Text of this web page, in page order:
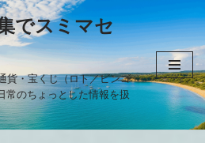
でスミマセ
貨・宝くじ（ロト／ビンゴ
常のちょっとした情報を扱